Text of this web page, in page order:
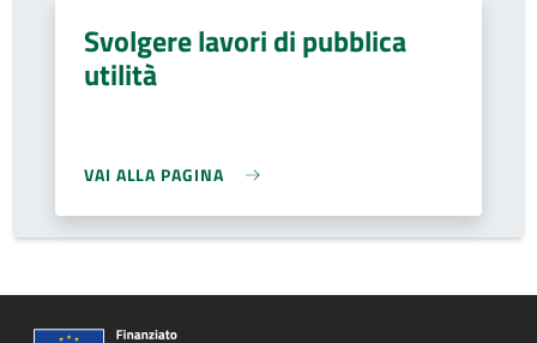
Svolgere lavori di pubblica
utilità
VAI ALLA PAGINA